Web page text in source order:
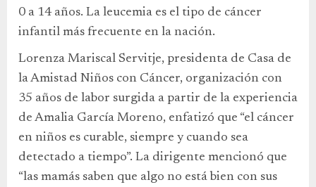
0 a 14 años. La leucemia es el tipo de cáncer
infantil más frecuente en la nación.
Lorenza Mariscal Servitje, presidenta de Casa de
la Amistad Niños con Cáncer, organización con
35 años de labor surgida a partir de la experiencia
de Amalia García Moreno, enfatizó que “el cáncer
en niños es curable, siempre y cuando sea
detectado a tiempo”. La dirigente mencionó que
“las mamás saben que algo no está bien con sus